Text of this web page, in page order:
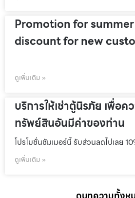
Promotion for summer
discount for new
ดูเพิ่มเติม »
บริการให้เช่าตู้นิรภัย เพื่อ
ทรัพย์สินอันมีค่าของท่าน
โปรโมชั่นชัมเมอร์นี้ รับส่วนลดไปเลย
ดูเพิ่มเติม »